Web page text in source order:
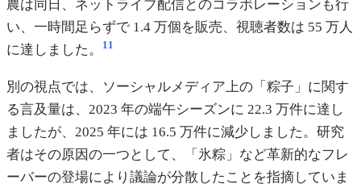
農は同日、ネットライブ配信とのコラボレーションも行
い、一時間足らずで 1.4 万個を販売、視聴者数は 55 万人
に達しました。
11
別の視点では、ソーシャルメディア上の「粽子」に関す
る言及量は、2023 年の端午シーズンに 22.3 万件に達し
ましたが、2025 年には 16.5 万件に減少しました。研究
者はその原因の一つとして、「氷粽」など革新的なフレ
ーバーの登場により議論が分散したことを指摘していま